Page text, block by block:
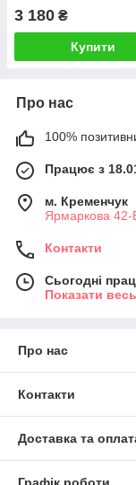
3 180 ₴
Купити
Про нас
100%
Працює з
м. Кременчук
Ярмаркова 42-
Контакти
Сьогодні
Показати
Про нас
Контакти
Доставка та
Графік роботи